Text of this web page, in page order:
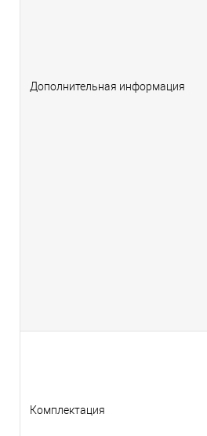
Дополнительная информация
Комплектация